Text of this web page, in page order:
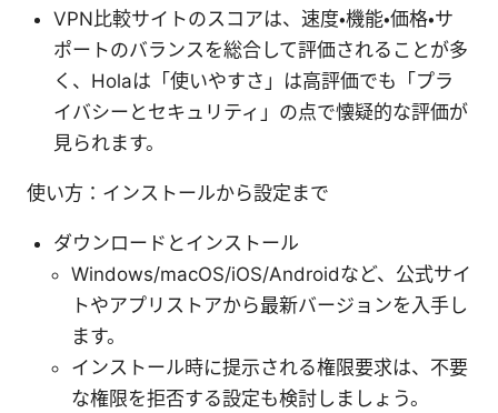
VPN比較サイトのスコアは、速度・機能・価格・サ
ポートのバランスを総合して評価されることが多
く、Holaは「使いやすさ」は高評価でも「プラ
イバシーとセキュリティ」の点で懐疑的な評価が
見られます。
使い方：インストールから設定まで
ダウンロードとインストール
Windows/macOS/iOS/Androidなど、公式サイ
トやアプリストアから最新バージョンを入手し
ます。
インストール時に提示される権限要求は、不要
な権限を拒否する設定も検討しましょう。